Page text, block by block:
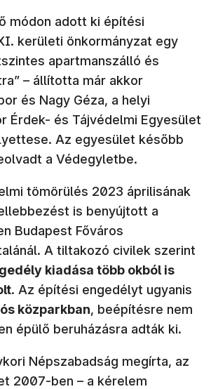
módon adott ki építési
kerületi önkormányzat egy
apartmanszálló és
– állította már akkor
és Nagy Géza, a helyi
Érdek- és Tájvédelmi Egyesület
Az egyesület később
a Védegyletbe.
tömörülés 2023 áprilisának
is benyújtott a
Budapest Főváros
A tiltakozó civilek szerint
kiadása több okból is
. Az építési engedélyt ugyanis
közparkban, beépítésre nem
épülő beruházásra adták ki.
Népszabadság megírta, az
2007-ben – a kérelem